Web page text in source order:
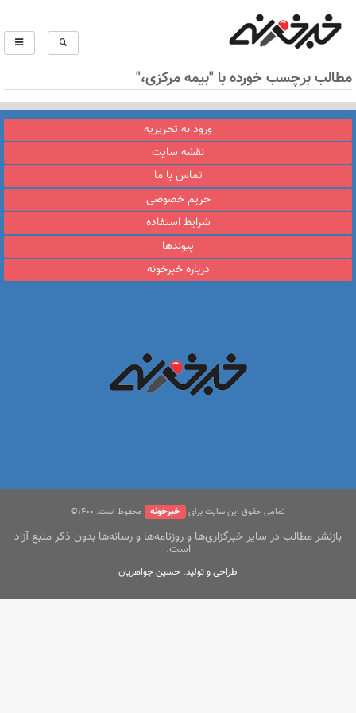
مطالب برچسب خورده با "بیمه مرکزی،"
ورود به تحریریه
نقشه سایت
تماس با ما
حریم خصوصی
شرایط استفاده
پیوندها
درباره خبرخونه
تمامی حقوق این سایت برای خبرخونه محفوظ است. ۱400©
بازنشر مطالب در سایر خبرگزاری‌ها و روزنامه‌ها و رسانه‌ها بدون ذکر منبع آزاد
است.
طراحی و تولید: حسین جواهریان